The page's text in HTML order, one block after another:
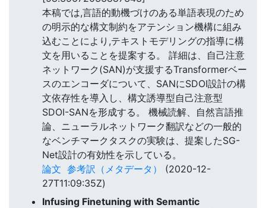
本稿では,言語的動機づけのある単語表現のため
の明示的な構文制約をアテンション機構に組み
込むことにより,テキストモデリングの指導に構
文を用いることを提案する。 詳細は、自己注意
ネットワーク(SAN)が支援するTransformerベー
スのエンコーダについて、SANにSDOI設計の構
文依存性を導入し、構文誘導型自己注意型
SDOI-SANを形成する。 機械読解、自然言語推
論、ニューラルネットワーク翻訳などの一般的
なベンチマークタスクの実験は、提案したSG-
Net設計の有効性を示している。
論文 参考訳（メタデータ）
(2020-12-
27T11:09:35Z)
Infusing Finetuning with Semantic